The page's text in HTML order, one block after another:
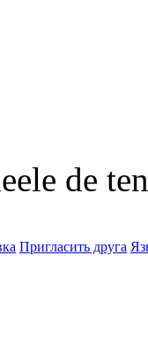
de
Пригласить друга